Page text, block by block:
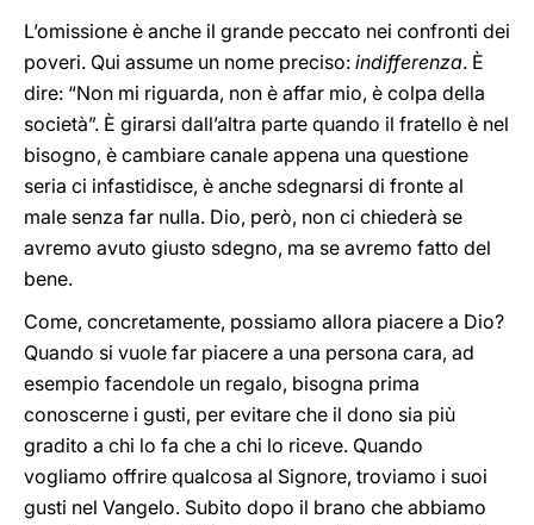
L’omissione è anche il grande peccato nei confronti dei
poveri. Qui assume un nome preciso: indifferenza. È
dire: “Non mi riguarda, non è affar mio, è colpa della
società”. È girarsi dall’altra parte quando il fratello è nel
bisogno, è cambiare canale appena una questione
seria ci infastidisce, è anche sdegnarsi di fronte al
male senza far nulla. Dio, però, non ci chiederà se
avremo avuto giusto sdegno, ma se avremo fatto del
bene.
Come, concretamente, possiamo allora piacere a Dio?
Quando si vuole far piacere a una persona cara, ad
esempio facendole un regalo, bisogna prima
conoscerne i gusti, per evitare che il dono sia più
gradito a chi lo fa che a chi lo riceve. Quando
vogliamo offrire qualcosa al Signore, troviamo i suoi
gusti nel Vangelo. Subito dopo il brano che abbiamo